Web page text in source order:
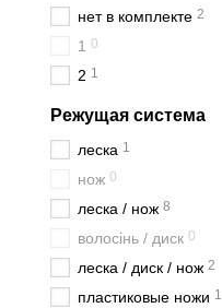
нет в комплекте 2
1 0
2 1
Режущая система
леска 1
нож 0
леска / нож 8
волосінь / диск 0
леска / диск / нож 2
пластиковые ножи 1